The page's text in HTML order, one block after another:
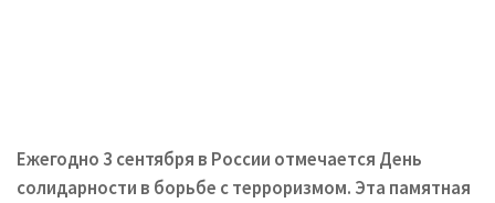
Ежегодно 3 сентября в России отмечается День
солидарности в борьбе с терроризмом. Эта памятная